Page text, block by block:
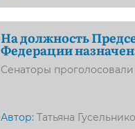
На должность
Федерации
Сенаторы
Автор: Татьяна